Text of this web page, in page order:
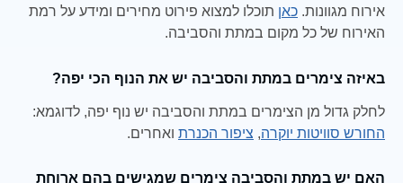
אירוח מגוונות. כאן תוכלו למצוא פירוט מחירים ומידע על רמת
האירוח של כל מקום במתת והסביבה.
באיזה צימרים במתת והסביבה יש את הנוף הכי יפה?
לחלק גדול מן הצימרים במתת והסביבה יש נוף יפה, לדוגמא:
החורש סוויטות יוקרה, ציפור הכנרת ואחרים.
האם יש במתת והסביבה צימרים שמגישים בהם ארוחת